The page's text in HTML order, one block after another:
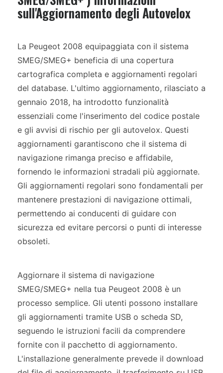
sull'Aggiornamento degli Autovelox
La Peugeot 2008 equipaggiata con il sistema
SMEG/SMEG+ beneficia di una copertura
cartografica completa e aggiornamenti regolari
del database. L'ultimo aggiornamento, rilasciato a
gennaio 2018, ha introdotto funzionalità
essenziali come l'inserimento del codice postale
e gli avvisi di rischio per gli autovelox. Questi
aggiornamenti garantiscono che il sistema di
navigazione rimanga preciso e affidabile,
fornendo le informazioni stradali più aggiornate.
Gli aggiornamenti regolari sono fondamentali per
mantenere prestazioni di navigazione ottimali,
permettendo ai conducenti di guidare con
sicurezza ed evitare percorsi o punti di interesse
obsoleti.
Aggiornare il sistema di navigazione
SMEG/SMEG+ nella tua Peugeot 2008 è un
processo semplice. Gli utenti possono installare
gli aggiornamenti tramite USB o scheda SD,
seguendo le istruzioni facili da comprendere
fornite con il pacchetto di aggiornamento.
L'installazione generalmente prevede il download